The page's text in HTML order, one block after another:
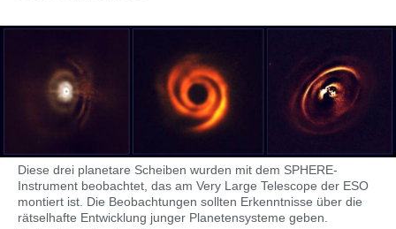
Diese drei planetare Scheiben wurden mit dem SPHERE-
Instrument beobachtet, das am Very Large Telescope der ESO
montiert ist. Die Beobachtungen sollten Erkenntnisse über die
rätselhafte Entwicklung junger Planetensysteme geben.